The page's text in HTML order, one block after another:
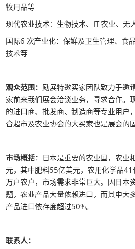
牧用品等
现代农业技术：生物技术、IT 农业、无
国际6 次产业化：保鲜及卫生管理、食
技术等
观众范围： 励展特邀买家团队致力于邀
家前来我们展会洽谈业务，寻求合作。
的进口商、批发商、制造商等专业用户
合超市及农业协会的大买家也是展会的
市场概括： 日本是重要的农业国，农业
元，其中肥料55亿美元，农用化学品
万户农户，市场需求非常巨大。因日本
题，农业产品大量依赖进口，而其中大
产品进口依存度超过50%。
联系人：